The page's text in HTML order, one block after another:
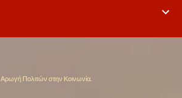
Αρωγή Πολιτών στην Κοινωνία.